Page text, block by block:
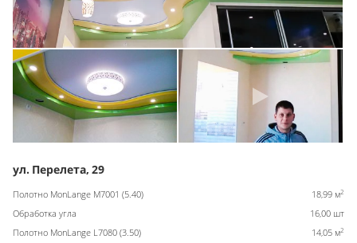
ул. Перелета, 29
Полотно MonLange M7001 (5.40) 18,99 м2
Обработка угла
16,00 шт
Полотно MonLange L7080 (3.50)
14,05 м2